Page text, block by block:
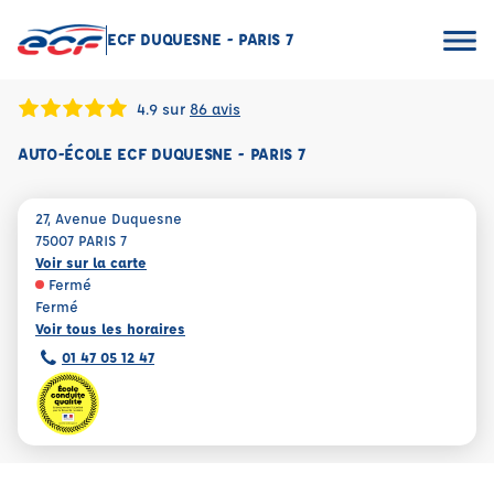
ECF DUQUESNE - PARIS 7
4.9 sur 86 avis
AUTO-ÉCOLE ECF DUQUESNE - PARIS 7
27, Avenue Duquesne
75007 PARIS 7
Voir sur la carte
Fermé
Fermé
Voir tous les horaires
01 47 05 12 47